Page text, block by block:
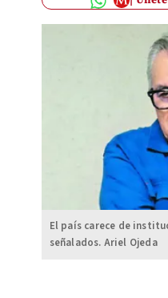
El país carece de
señalados. Ariel Ojeda